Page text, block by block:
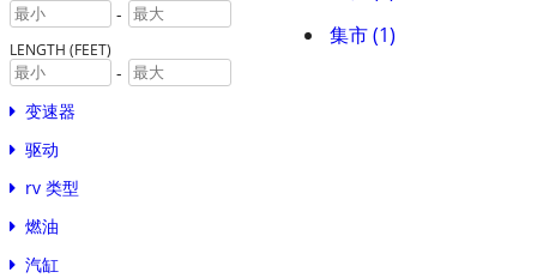
-
LENGTH (FEET)
-
变速器
驱动
rv 类型
燃油
汽缸
集市 (1)